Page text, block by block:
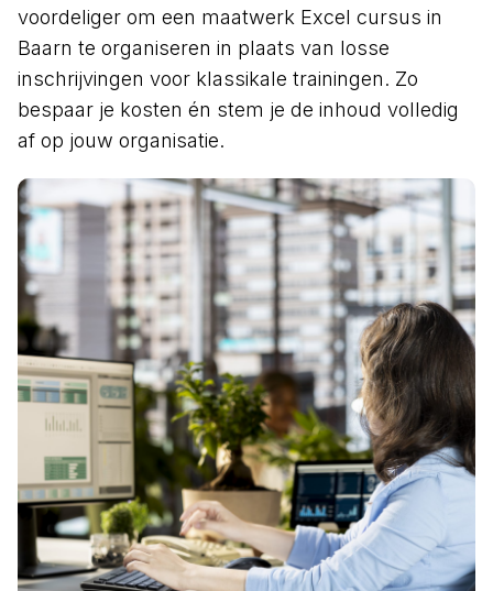
voordeliger om een maatwerk Excel cursus in
Baarn te organiseren in plaats van losse
inschrijvingen voor klassikale trainingen. Zo
bespaar je kosten én stem je de inhoud volledig
af op jouw organisatie.